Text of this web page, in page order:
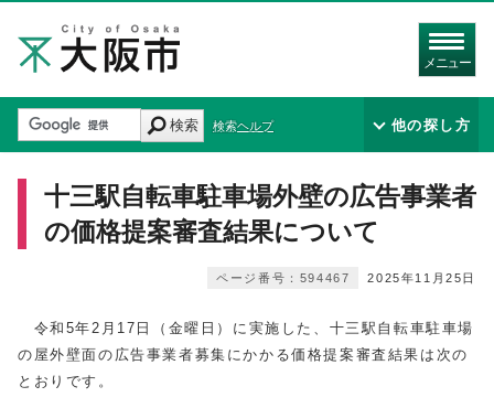
メニュー
検索 検索ヘルプ 他の探し方
十三駅自転車駐車場外壁の広告事業者
の価格提案審査結果について
2025年11月25日
ページ番号：594467
令和5年2月17日（金曜日）に実施した、十三駅自転車駐車場
の屋外壁面の広告事業者募集にかかる価格提案審査結果は次の
とおりです。